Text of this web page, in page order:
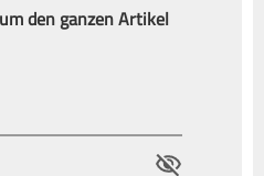
den ganzen Artikel